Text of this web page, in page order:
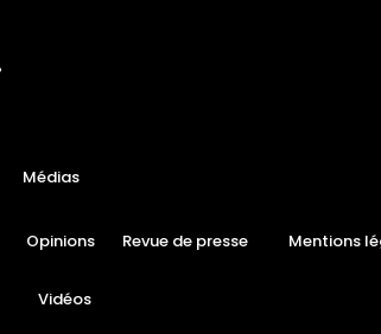
Médias
Opinions Revue de presse Mentions
Vidéos